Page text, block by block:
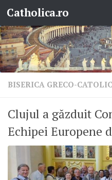
Skip to content
Catholica.ro
BISERICA GRECO-
Clujul a găzduit
Echipei Europene